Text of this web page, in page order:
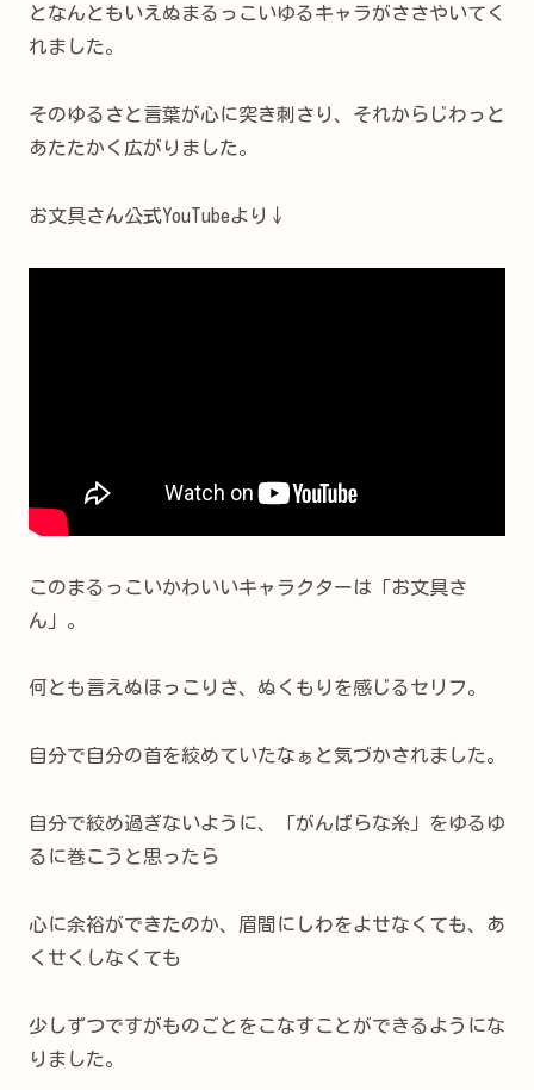
となんともいえぬまるっこいゆるキャラがささやいてく
れました。
そのゆるさと言葉が心に突き刺さり、それからじわっと
あたたかく広がりました。
お文具さん公式YouTubeより↓
このまるっこいかわいいキャラクターは「お文具さ
ん」。
何とも言えぬほっこりさ、ぬくもりを感じるセリフ。
自分で自分の首を絞めていたなぁと気づかされました。
自分で絞め過ぎないように、「がんばらな糸」をゆるゆ
るに巻こうと思ったら
心に余裕ができたのか、眉間にしわをよせなくても、あ
くせくしなくても
少しずつですがものごとをこなすことができるようにな
りました。